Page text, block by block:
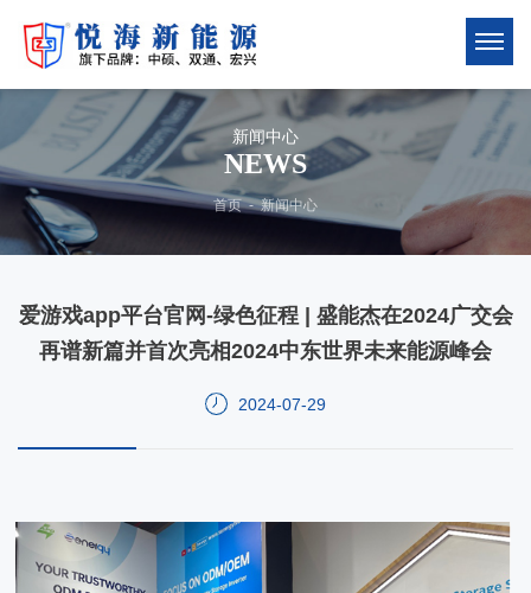
新闻中心
NEWS
首页 - 新闻中心
爱游戏app平台官网-绿色征程 | 盛能杰在2024广交会
再谱新篇并首次亮相2024中东世界未来能源峰会
2024-07-29